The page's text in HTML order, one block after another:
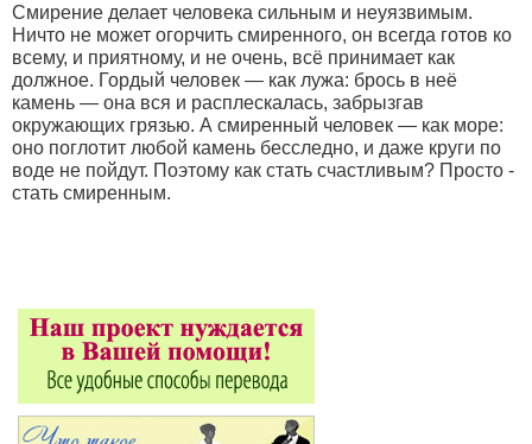
Смирение делает человека сильным и неуязвимым.
Ничто не может огорчить смиренного, он всегда готов ко
всему, и приятному, и не очень, всё принимает как
должное. Гордый человек — как лужа: брось в неё
камень — она вся и расплескалась, забрызгав
окружающих грязью. А смиренный человек — как море:
оно поглотит любой камень бесследно, и даже круги по
воде не пойдут. Поэтому как стать счастливым? Просто -
стать смиренным.